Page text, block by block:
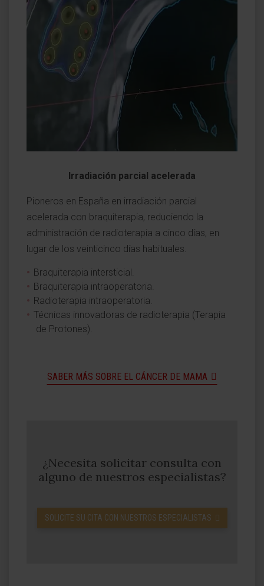
Irradiación parcial acelerada
Pioneros en España en irradiación parcial
acelerada con braquiterapia, reduciendo la
administración de radioterapia a cinco días, en
lugar de los veinticinco días habituales.
Braquiterapia intersticial.
Braquiterapia intraoperatoria.
Radioterapia intraoperatoria.
Técnicas innovadoras de radioterapia (Terapia
de Protones).
SABER MÁS SOBRE EL CÁNCER DE MAMA
¿Necesita solicitar consulta con
alguno de nuestros especialistas?
SOLICITE SU CITA CON NUESTROS ESPECIALISTAS